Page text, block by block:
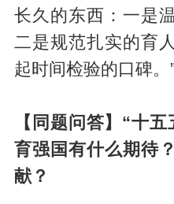
长久的东西：一是
二是规范扎实的育
起时间检验的口碑。
【同题问答】“十
育强国有什么期待
献？